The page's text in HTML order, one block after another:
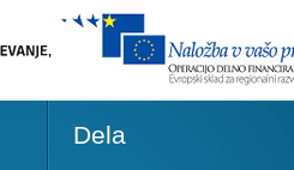
Dela